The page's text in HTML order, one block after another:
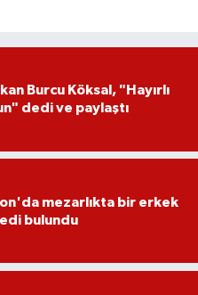
Burcu Köksal, "Hayırlı
dedi ve paylaştı
mezarlıkta bir erkek
bulundu